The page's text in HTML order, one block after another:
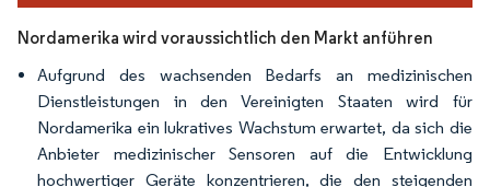
Nordamerika wird voraussichtlich den Markt anführen
Aufgrund des wachsenden Bedarfs an medizinischen
Dienstleistungen in den Vereinigten Staaten wird für
Nordamerika ein lukratives Wachstum erwartet, da sich die
Anbieter medizinischer Sensoren auf die Entwicklung
hochwertiger Geräte konzentrieren, die den steigenden